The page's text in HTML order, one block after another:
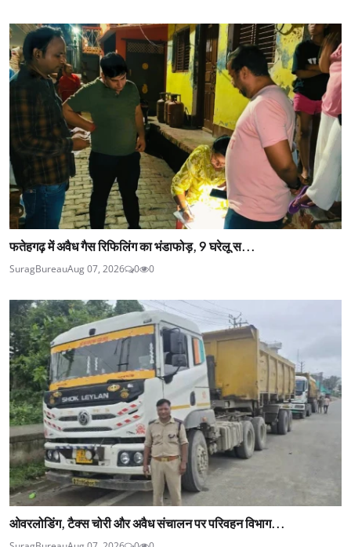
फतेहगढ़ में अवैध गैस रिफिलिंग का भंडाफोड़, 9 घरेलू स...
SuragBureauAug 07, 2026 0 0
ओवरलोडिंग, टैक्स चोरी और अवैध संचालन पर परिवहन विभाग...